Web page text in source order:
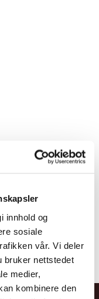
innhold og
sosiale
vår. Vi deler
bruker nettstedet
medier,
kombinere den